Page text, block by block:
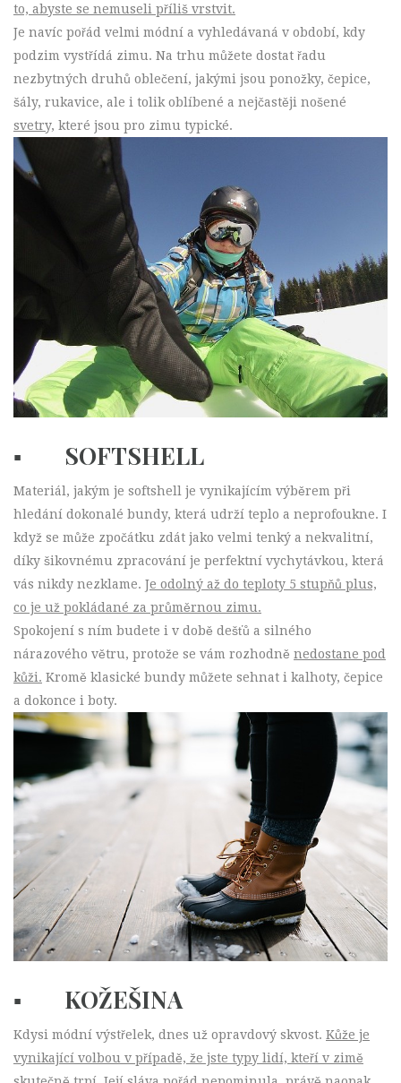
to, abyste se nemuseli příliš vrstvit.
Je navíc pořád velmi módní a vyhledávaná v období, kdy
podzim vystřídá zimu. Na trhu můžete dostat řadu
nezbytných druhů oblečení, jakými jsou ponožky, čepice,
šály, rukavice, ale i tolik oblíbené a nejčastěji nošené
svetry, které jsou pro zimu typické.
▪ SOFTSHELL
Materiál, jakým je softshell je vynikajícím výběrem při
hledání dokonalé bundy, která udrží teplo a neprofoukne. I
když se může zpočátku zdát jako velmi tenký a nekvalitní,
díky šikovnému zpracování je perfektní vychytávkou, která
vás nikdy nezklame. Je odolný až do teploty 5 stupňů plus,
co je už pokládané za průměrnou zimu.
Spokojení s ním budete i v době dešťů a silného
nárazového větru, protože se vám rozhodně nedostane pod
kůži. Kromě klasické bundy můžete sehnat i kalhoty, čepice
a dokonce i boty.
▪ KOŽEŠINA
Kdysi módní výstřelek, dnes už opravdový skvost. Kůže je
vynikající volbou v případě, že jste typy lidí, kteří v zimě